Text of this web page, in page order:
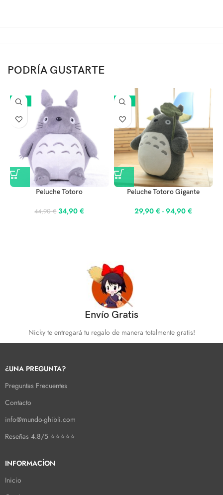
PODRÍA GUSTARTE
-22%
Peluche Totoro
44,90€ 34,90€
-25%
Peluche Totoro Gigante
29,90€ - 94,90€
Envío Gratis
Nicky te entregará tu regalo de manera totalmente gratis!
¿UNA PREGUNTA?
Preguntas Frecuentes
Contacto
info@mundo-ghibli.com
Reseñas 4.8/5 ⭐⭐⭐⭐⭐
INFORMACÍON
Inicio